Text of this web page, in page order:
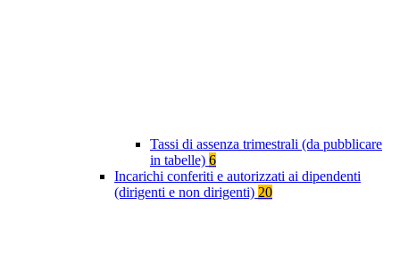
Tassi di assenza trimestrali (da pubblicare
in tabelle) 6
Incarichi conferiti e autorizzati ai dipendenti
(dirigenti e non dirigenti) 20